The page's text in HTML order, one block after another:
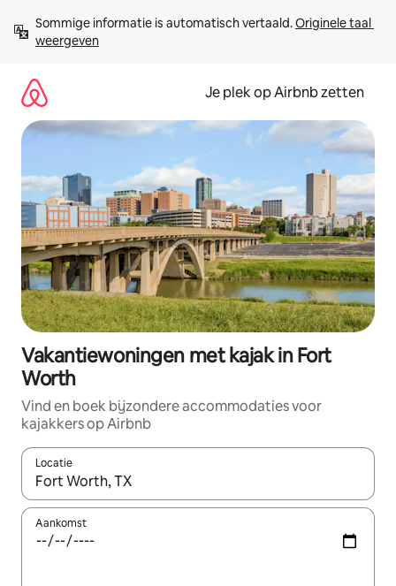
direct
naar
Sommige informatie is automatisch vertaald. Originele taal
weergeven
Je plek op Airbnb zetten
Vakantiewoningen met kajak in Fort
Worth
Vind en boek bijzondere accommodaties voor
kajakkers op Airbnb
Locatie
Wanneer er resultaten beschikbaar zijn, maak je een keuze
Aankomst